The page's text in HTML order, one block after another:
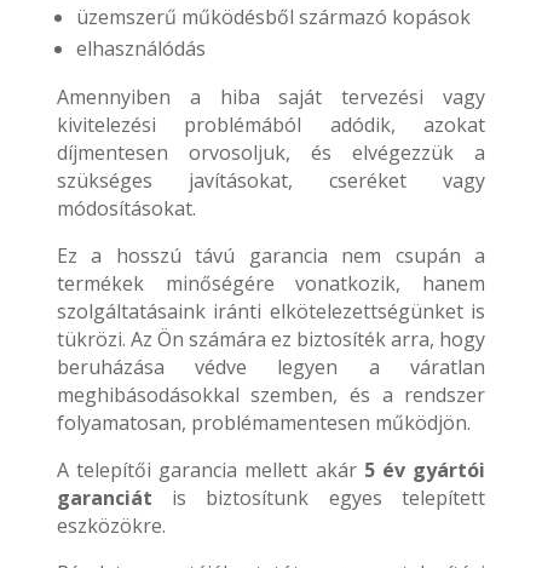
üzemszerű működésből származó kopások
elhasználódás
Amennyiben a hiba saját tervezési vagy
kivitelezési problémából adódik, azokat
díjmentesen orvosoljuk, és elvégezzük a
szükséges javításokat, cseréket vagy
módosításokat.
Ez a hosszú távú garancia nem csupán a
termékek minőségére vonatkozik, hanem
szolgáltatásaink iránti elkötelezettségünket is
tükrözi. Az Ön számára ez biztosíték arra, hogy
beruházása védve legyen a váratlan
meghibásodásokkal szemben, és a rendszer
folyamatosan, problémamentesen működjön.
A telepítői garancia mellett akár 5 év gyártói
garanciát is biztosítunk egyes telepített
eszközökre.